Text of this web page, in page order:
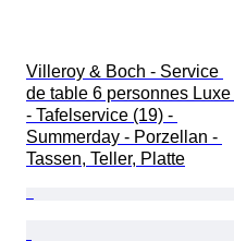
Villeroy & Boch - Service
de table 6 personnes Luxe
- Tafelservice (19) -
Summerday - Porzellan -
Tassen, Teller, Platte